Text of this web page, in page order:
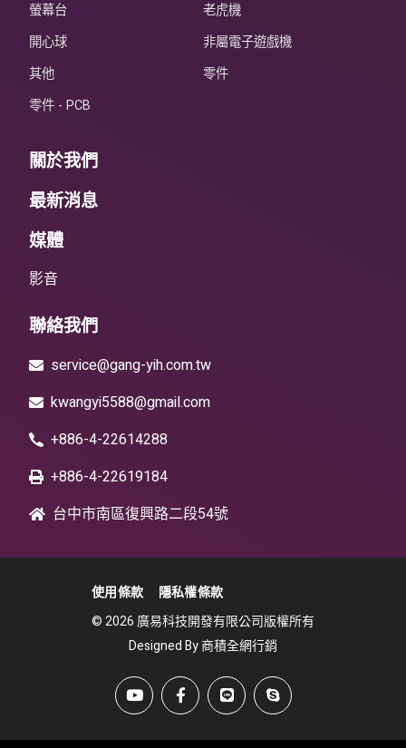
螢幕台
老虎機
開心球
非屬電子遊戲機
其他
零件
零件 - PCB
關於我們
最新消息
媒體
影音
聯絡我們
service@gang-yih.com.tw
kwangyi5588@gmail.com
+886-4-22614288
+886-4-22619184
台中市南區復興路二段54號
使用條款
隱私權條款
© 2026 廣易科技開發有限公司版權所有
Designed By 商積全網行銷